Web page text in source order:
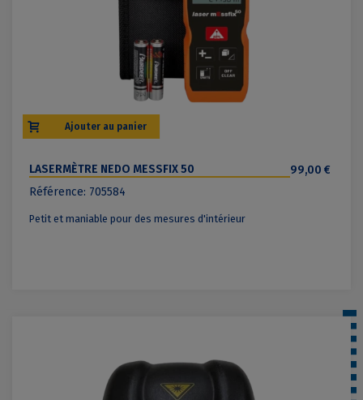
Ajouter au panier
LASERMÈTRE NEDO MESSFIX 50 99,00 €
Référence: 705584
Petit et maniable pour des mesures d'intérieur